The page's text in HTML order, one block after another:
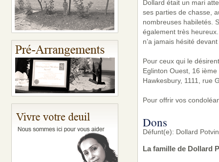
Dollard était un mari
ses parties de chasse,
nombreuses habiletés.
également très
n’a jamais hésité
Pour ceux qui le
Eglinton Ouest, 16
Hawkesbury, 1111, rue
Pour offrir vos
Dons
Défunt(e): Dollard
La famille de Dollard